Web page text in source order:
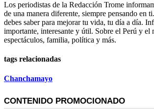
Los periodistas de la Redacción Trome
de una manera diferente, siempre pensando en
debes saber para mejorar tu vida, tu día a día.
importante, interesante y útil. Sobre el Perú y el
espectáculos, familia, política y más.
tags relacionadas
Chanchamayo